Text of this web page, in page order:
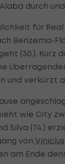
durch
für
Benzema-
(30.). Kurz
und verkürzt
wie City
Silva (74.)
von
am Ende